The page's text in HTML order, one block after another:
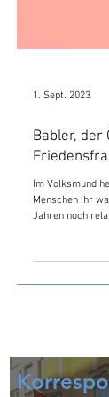
1. Sept. 2023
Babler, der
Menschen ihr